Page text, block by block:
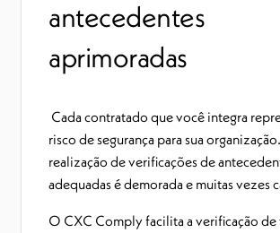
antecedentes
aprimoradas
Cada contratado que você integra
risco de segurança para sua
realização de verificações de
adequadas é demorada e muitas vezes
O CXC Comply facilita a verificação